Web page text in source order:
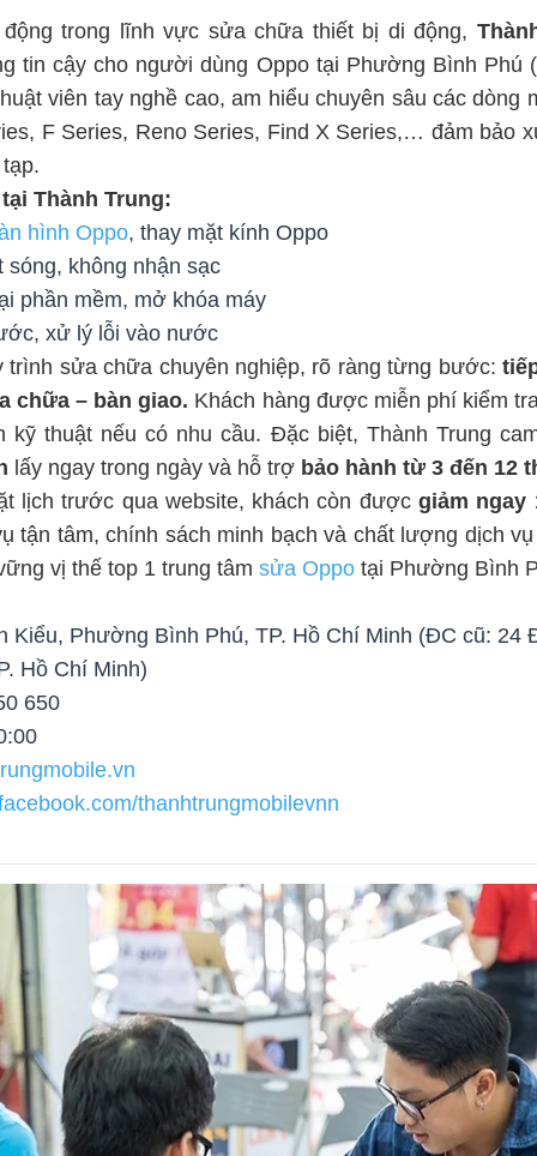
trong lĩnh vực sửa chữa thiết bị di động,
tin cậy cho người dùng Oppo tại Phường Bình Phú
viên tay nghề cao, am hiểu chuyên sâu các dòng
F Series, Reno Series, Find X Series,… đảm bảo
Thành Trung:
hình Oppo, thay mặt kính Oppo
không nhận sạc
phần mềm, mở khóa máy
xử lý lỗi vào nước
trình sửa chữa chuyên nghiệp, rõ ràng từng bước:
chữa – bàn giao. Khách hàng được miễn phí kiểm
kỹ thuật nếu có nhu cầu. Đặc biệt, Thành Trung
lấy ngay trong ngày và hỗ trợ bảo hành từ 3 đến 12
lịch trước qua website, khách còn đượcgiảm ngay
tận tâm, chính sách minh bạch và chất lượng dịch
vị thế top 1 trung tâmsửa Oppo tại Phường Bình
Kiểu, Phường Bình Phú, TP. Hồ Chí Minh (ĐC cũ: 24
Hồ Chí Minh)
650
thanhtrungmobilevnn